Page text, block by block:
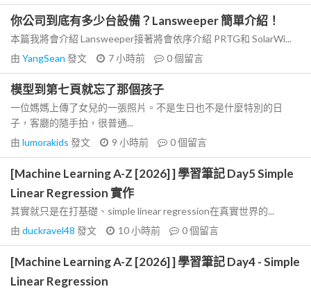
你公司到底有多少台設備？Lansweeper 簡單介紹！
本篇我將會介紹 Lansweeper接著將會依序介紹 PRTG和 SolarWi...
由 YangSean 發文 7 小時前 0個留言
模型到第七頁就忘了那個孩子
一位媽媽上傳了女兒的一張照片。不是生日也不是什麼特別的日
子，客廳的隨手拍，很普通...
由 lumorakids 發文 9 小時前 0個留言
[Machine Learning A-Z [2026] ] 學習筆記 Day5 Simple
Linear Regression 實作
其實就只是在打基礎、simple linear regression在真實世界的...
由 duckravel48 發文 10 小時前 0個留言
[Machine Learning A-Z [2026] ] 學習筆記 Day4 - Simple
Linear Regression